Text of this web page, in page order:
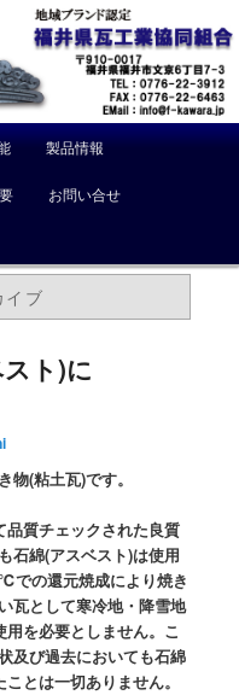
製品情報
お問い合せ
イブ
ト)に
(粘土瓦)です。
品質チェックされた良質
石綿(アスベスト)は使用
での還元焼成により焼き
瓦として寒冷地・降雪地
を必要としません。こ
及び過去においても石綿
とは一切ありません。